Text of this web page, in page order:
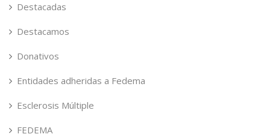
Destacadas
Destacamos
Donativos
Entidades adheridas a Fedema
Esclerosis Múltiple
FEDEMA